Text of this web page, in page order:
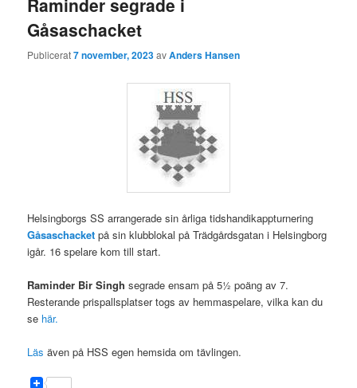
Raminder segrade i
Gåsaschacket
Publicerat7 november, 2023avAnders Hansen
Helsingborgs SS arrangerade sin årliga tidshandikappturnering
Gåsaschacket på sin klubblokal på Trädgårdsgatan i Helsingborg
igår. 16 spelare kom till start.
Raminder Bir Singh segrade ensam på 5½ poäng av 7.
Resterande prispallsplatser togs av hemmaspelare, vilka kan du
se här.
Läs även på HSS egen hemsida om tävlingen.